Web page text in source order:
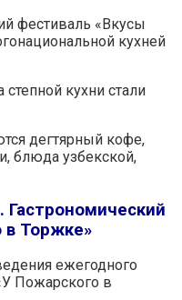
фестиваль «Вкусы
кухней
кухни стали
дегтярный кофе,
блюда узбекской,
Гастрономический
в Торжке»
ежегодного
Пожарского в